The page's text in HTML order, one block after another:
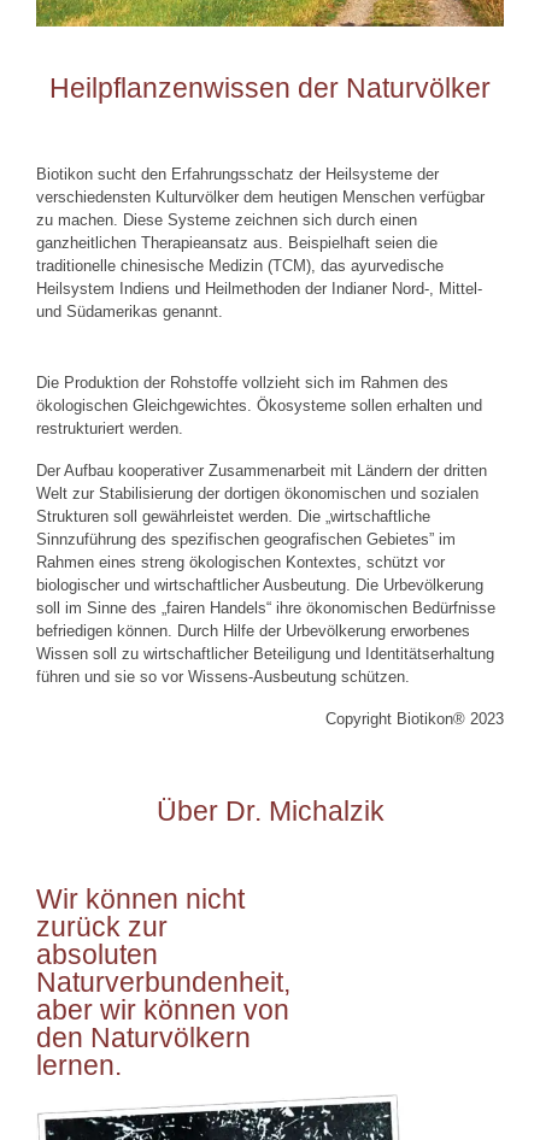
Heilpflanzenwissen der Naturvölker
Biotikon sucht den Erfahrungsschatz der Heilsysteme der
verschiedensten Kulturvölker dem heutigen Menschen verfügbar
zu machen. Diese Systeme zeichnen sich durch einen
ganzheitlichen Therapieansatz aus. Beispielhaft seien die
traditionelle chinesische Medizin (TCM), das ayurvedische
Heilsystem Indiens und Heilmethoden der Indianer Nord-, Mittel-
und Südamerikas genannt.
Die Produktion der Rohstoffe vollzieht sich im Rahmen des
ökologischen Gleichgewichtes. Ökosysteme sollen erhalten und
restrukturiert werden.
Der Aufbau kooperativer Zusammenarbeit mit Ländern der dritten
Welt zur Stabilisierung der dortigen ökonomischen und sozialen
Strukturen soll gewährleistet werden. Die „wirtschaftliche
Sinnzuführung des spezifischen geografischen Gebietes” im
Rahmen eines streng ökologischen Kontextes, schützt vor
biologischer und wirtschaftlicher Ausbeutung. Die Urbevölkerung
soll im Sinne des „fairen Handels“ ihre ökonomischen Bedürfnisse
befriedigen können. Durch Hilfe der Urbevölkerung erworbenes
Wissen soll zu wirtschaftlicher Beteiligung und Identitätserhaltung
führen und sie so vor Wissens-Ausbeutung schützen.
Copyright Biotikon® 2023
Über Dr. Michalzik
Wir können nicht
zurück zur
absoluten
Naturverbundenheit,
aber wir können von
den Naturvölkern
lernen.